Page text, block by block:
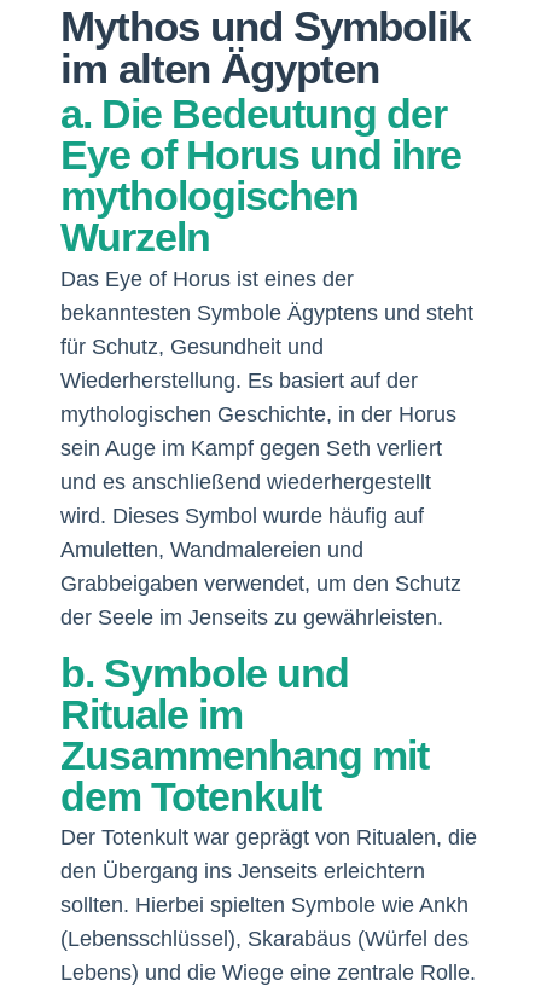
Mythos und Symbolik
im alten Ägypten
a. Die Bedeutung der
Eye of Horus und ihre
mythologischen
Wurzeln
Das Eye of Horus ist eines der
bekanntesten Symbole Ägyptens und steht
für Schutz, Gesundheit und
Wiederherstellung. Es basiert auf der
mythologischen Geschichte, in der Horus
sein Auge im Kampf gegen Seth verliert
und es anschließend wiederhergestellt
wird. Dieses Symbol wurde häufig auf
Amuletten, Wandmalereien und
Grabbeigaben verwendet, um den Schutz
der Seele im Jenseits zu gewährleisten.
b. Symbole und
Rituale im
Zusammenhang mit
dem Totenkult
Der Totenkult war geprägt von Ritualen, die
den Übergang ins Jenseits erleichtern
sollten. Hierbei spielten Symbole wie Ankh
(Lebensschlüssel), Skarabäus (Würfel des
Lebens) und die Wiege eine zentrale Rolle.